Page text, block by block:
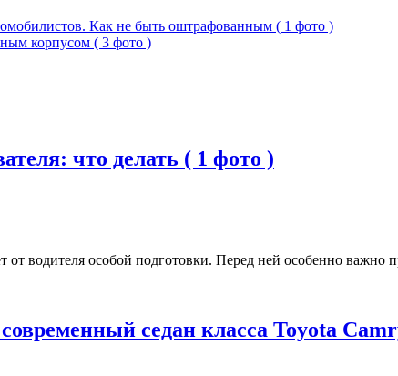
Как не быть оштрафованным ( 1 фото )
корпусом ( 3 фото )
что делать ( 1 фото )
от водителя особой подготовки. Перед ней особенно
седан класса Toyota